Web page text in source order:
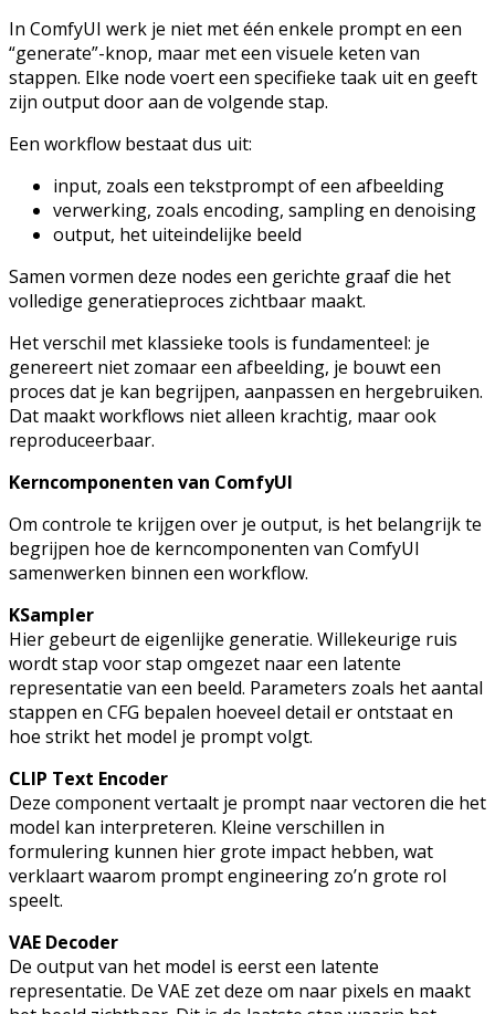
In ComfyUI werk je niet met één enkele prompt en een
“generate”-knop, maar met een visuele keten van
stappen. Elke node voert een specifieke taak uit en geeft
zijn output door aan de volgende stap.
Een workflow bestaat dus uit:
input, zoals een tekstprompt of een afbeelding
verwerking, zoals encoding, sampling en denoising
output, het uiteindelijke beeld
Samen vormen deze nodes een gerichte graaf die het
volledige generatieproces zichtbaar maakt.
Het verschil met klassieke tools is fundamenteel: je
genereert niet zomaar een afbeelding, je bouwt een
proces dat je kan begrijpen, aanpassen en hergebruiken.
Dat maakt workflows niet alleen krachtig, maar ook
reproduceerbaar.
Kerncomponenten van ComfyUI
Om controle te krijgen over je output, is het belangrijk te
begrijpen hoe de kerncomponenten van ComfyUI
samenwerken binnen een workflow.
KSampler
Hier gebeurt de eigenlijke generatie. Willekeurige ruis
wordt stap voor stap omgezet naar een latente
representatie van een beeld. Parameters zoals het aantal
stappen en CFG bepalen hoeveel detail er ontstaat en
hoe strikt het model je prompt volgt.
CLIP Text Encoder
Deze component vertaalt je prompt naar vectoren die het
model kan interpreteren. Kleine verschillen in
formulering kunnen hier grote impact hebben, wat
verklaart waarom prompt engineering zo’n grote rol
speelt.
VAE Decoder
De output van het model is eerst een latente
representatie. De VAE zet deze om naar pixels en maakt